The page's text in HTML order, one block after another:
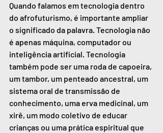
Quando falamos em tecnologia dentro
do afrofuturismo, é importante ampliar
o significado da palavra. Tecnologia não
é apenas máquina, computador ou
inteligência artificial. Tecnologia
também pode ser uma roda de capoeira,
um tambor, um penteado ancestral, um
sistema oral de transmissão de
conhecimento, uma erva medicinal, um
xirê, um modo coletivo de educar
crianças ou uma prática espiritual que